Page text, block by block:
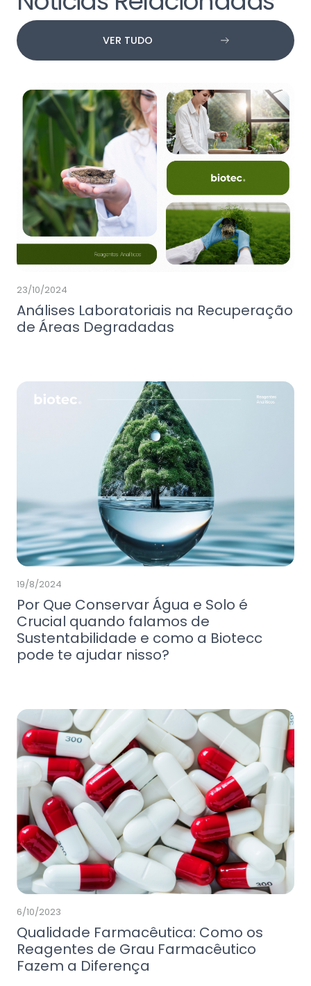
VER TUDO
23/10/2024
Análises Laboratoriais na Recuperação
de Áreas Degradadas
19/8/2024
Por Que Conservar Água e Solo é
Crucial quando falamos de
Sustentabilidade e como a Biotecc
pode te ajudar nisso?
6/10/2023
Qualidade Farmacêutica: Como os
Reagentes de Grau Farmacêutico
Fazem a Diferença